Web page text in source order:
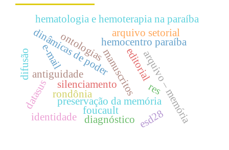
hemocentro paraíba
editorial
manuscritos
silenciamento
preservação da memória
dinâmicas de poder
foucault arquivo – memória
hematologia e hemoterapia na paraíba
antiguidade
ontologias arquivo setorial
diagnóstico
identidade
difusão e-mail
res
esd28
datasus rondônia